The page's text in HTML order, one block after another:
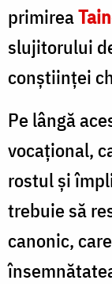
primirea
slujitorului
conștiinței
Pe lângă
vocațional,
rostul și
trebuie să
canonic,